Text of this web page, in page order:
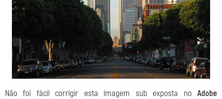
Não foi fácil corrigir esta imagem sub exposta no Adobe